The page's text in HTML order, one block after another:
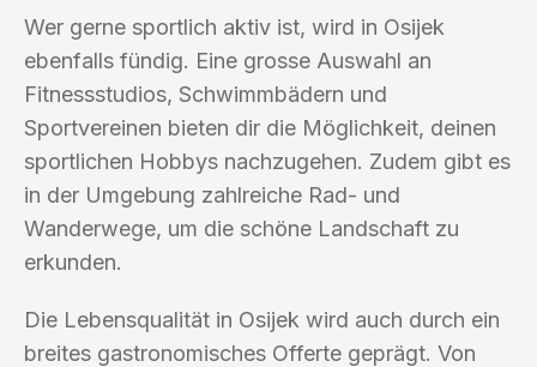
Wer gerne sportlich aktiv ist, wird in Osijek
ebenfalls fündig. Eine grosse Auswahl an
Fitnessstudios, Schwimmbädern und
Sportvereinen bieten dir die Möglichkeit, deinen
sportlichen Hobbys nachzugehen. Zudem gibt es
in der Umgebung zahlreiche Rad- und
Wanderwege, um die schöne Landschaft zu
erkunden.
Die Lebensqualität in Osijek wird auch durch ein
breites gastronomisches Offerte geprägt. Von